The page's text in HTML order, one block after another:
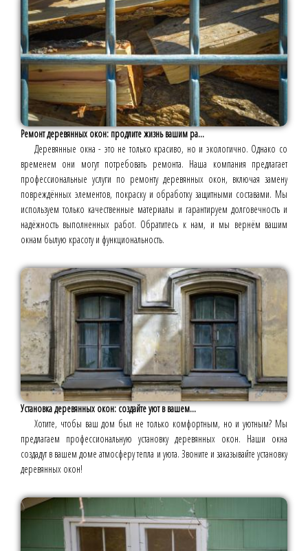
Ремонт деревянных окон: продлите жизнь вашим ра...
Деревянные окна - это не только красиво, но и экологично. Однако со
временем они могут потребовать ремонта. Наша компания предлагает
профессиональные услуги по ремонту деревянных окон, включая замену
повреждённых элементов, покраску и обработку защитными составами. Мы
используем только качественные материалы и гарантируем долговечность и
надёжность выполненных работ. Обратитесь к нам, и мы вернём вашим
окнам былую красоту и функциональность.
Установка деревянных окон: создайте уют в вашем...
Хотите, чтобы ваш дом был не только комфортным, но и уютным? Мы
предлагаем профессиональную установку деревянных окон. Наши окна
создадут в вашем доме атмосферу тепла и уюта. Звоните и заказывайте установку
деревянных окон!